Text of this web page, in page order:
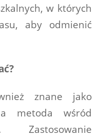
w których
aby odmienić
znane jako
metoda wśród
Zastosowanie